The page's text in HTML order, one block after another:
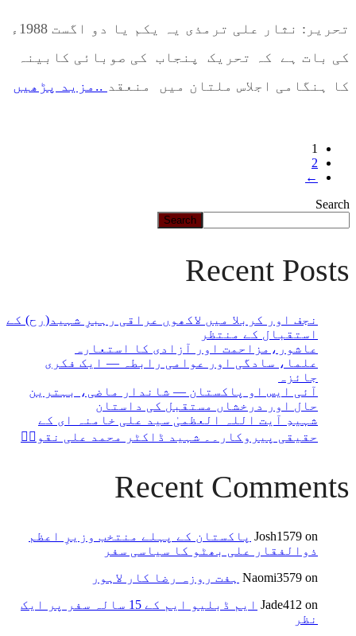
تحریر: نثار علی ترمذی یہ یکم یا دو اگست 1988ء
کی بات ہے کہ تحریک پنجاب کی صوبائی کابینہ
کا ہنگامی اجلاس ملتان میں منعقد ..مزید پڑھیں
1
2
←
Search
Search
Recent Posts
نجف اور کربلا میں لاکھوں عراقی رہبرِ شہید(رح) کے
استقبال کے منتظر
عاشور،مزاحمت اور آزادی کا استعارہ
علما، سادگی اور عوامی رابطہ — ایک فکری
جائزہ
آئی ایس او پاکستان — شاندار ماضی، بہترین
حال اور درخشاں مستقبل کی داستان
شہیدِ آیت اللہ العظمیٰ سید علی خامنہ ای کے
حقیقی پیروکار۔۔ شہید ڈاکٹر محمد علی نقویؒ
Recent Comments
Josh1579 on
پاکستان کے پہلے منتخب وزیرِ اعظم
ذوالفقار علی بھٹو کا سیاسی سفر
Naomi3579 on
ہفت روزہ رضا کار لاہور
Jade412 on
ایم ڈبلیو ایم کے 15 سالہ سفر پر ایک
نظر